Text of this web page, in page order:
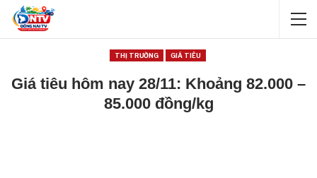
THỊ TRƯỜNG GIÁ TIÊU
Giá tiêu hôm nay 28/11: Khoảng 82.000 –
85.000 đồng/kg